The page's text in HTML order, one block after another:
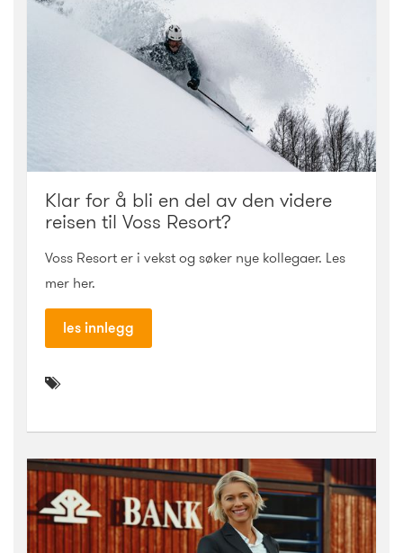
Klar for å bli en del av den videre
reisen til Voss Resort?
Voss Resort er i vekst og søker nye kollegaer. Les
mer her.
les innlegg